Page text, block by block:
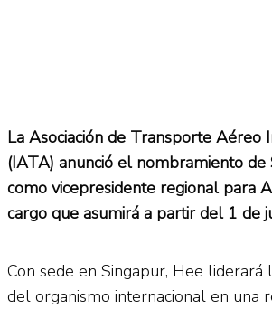
La Asociación de Transporte Aéreo
(IATA) anunció el nombramiento
como vicepresidente regional para
cargo que asumirá a partir del 1 de
Con sede en Singapur, Hee liderará
del organismo internacional en una